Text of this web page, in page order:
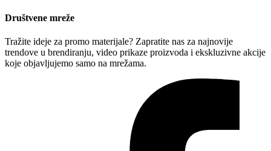
Društvene mreže
Tražite ideje za promo materijale? Zapratite nas za najnovije
trendove u brendiranju, video prikaze proizvoda i ekskluzivne akcije
koje objavljujemo samo na mrežama.